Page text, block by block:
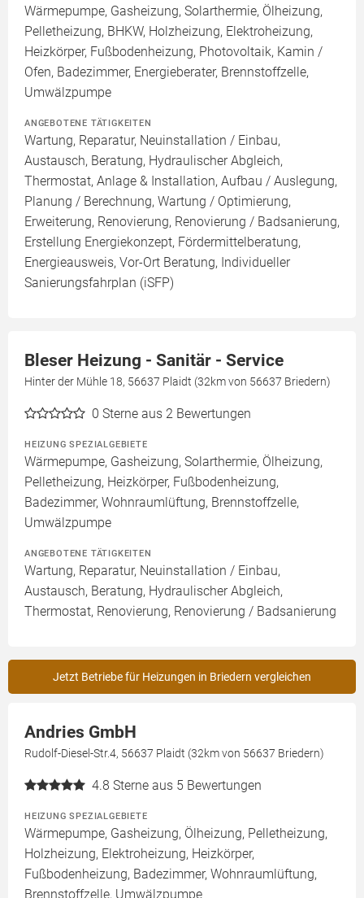
Wärmepumpe, Gasheizung, Solarthermie, Ölheizung,
Pelletheizung, BHKW, Holzheizung, Elektroheizung,
Heizkörper, Fußbodenheizung, Photovoltaik, Kamin /
Ofen, Badezimmer, Energieberater, Brennstoffzelle,
Umwälzpumpe
ANGEBOTENE TÄTIGKEITEN
Wartung, Reparatur, Neuinstallation / Einbau,
Austausch, Beratung, Hydraulischer Abgleich,
Thermostat, Anlage & Installation, Aufbau / Auslegung,
Planung / Berechnung, Wartung / Optimierung,
Erweiterung, Renovierung, Renovierung / Badsanierung,
Erstellung Energiekonzept, Fördermittelberatung,
Energieausweis, Vor-Ort Beratung, Individueller
Sanierungsfahrplan (iSFP)
Bleser Heizung - Sanitär - Service
Hinter der Mühle 18, 56637 Plaidt (32km von 56637 Briedern)
0 Sterne aus 2 Bewertungen
HEIZUNG SPEZIALGEBIETE
Wärmepumpe, Gasheizung, Solarthermie, Ölheizung,
Pelletheizung, Heizkörper, Fußbodenheizung,
Badezimmer, Wohnraumlüftung, Brennstoffzelle,
Umwälzpumpe
ANGEBOTENE TÄTIGKEITEN
Wartung, Reparatur, Neuinstallation / Einbau,
Austausch, Beratung, Hydraulischer Abgleich,
Thermostat, Renovierung, Renovierung / Badsanierung
Jetzt Betriebe für Heizungen in Briedern vergleichen
Andries GmbH
Rudolf-Diesel-Str.4, 56637 Plaidt (32km von 56637 Briedern)
4.8 Sterne aus 5 Bewertungen
HEIZUNG SPEZIALGEBIETE
Wärmepumpe, Gasheizung, Ölheizung, Pelletheizung,
Holzheizung, Elektroheizung, Heizkörper,
Fußbodenheizung, Badezimmer, Wohnraumlüftung,
Brennstoffzelle, Umwälzpumpe